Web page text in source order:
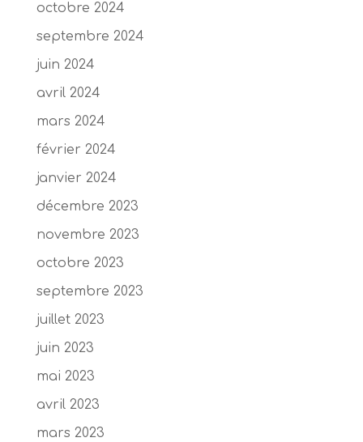
octobre 2024
septembre 2024
juin 2024
avril 2024
mars 2024
février 2024
janvier 2024
décembre 2023
novembre 2023
octobre 2023
septembre 2023
juillet 2023
juin 2023
mai 2023
avril 2023
mars 2023